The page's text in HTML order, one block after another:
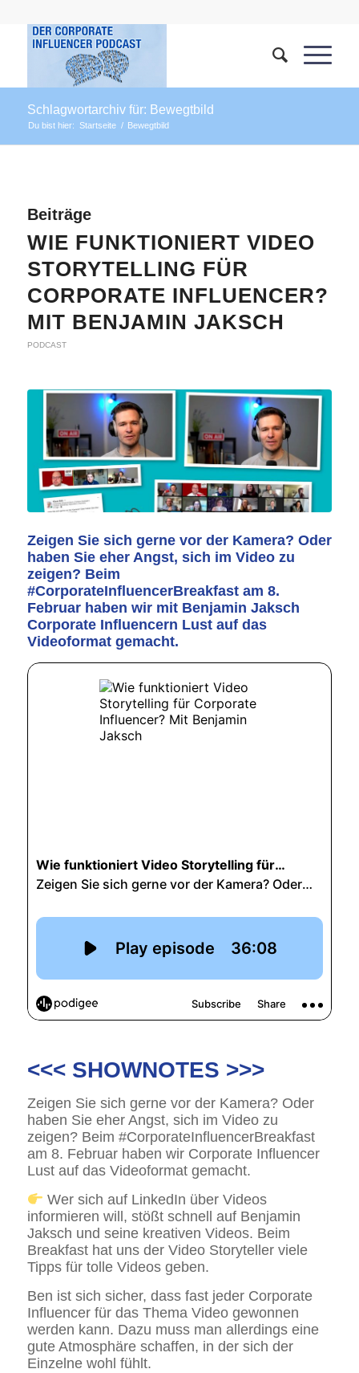
Schlagwortarchiv für: Bewegtbild
Du bist hier: Startseite / Bewegtbild
Beiträge
WIE FUNKTIONIERT VIDEO
STORYTELLING FÜR
CORPORATE INFLUENCER?
MIT BENJAMIN JAKSCH
PODCAST
Zeigen Sie sich gerne vor der Kamera? Oder
haben Sie eher Angst, sich im Video zu
zeigen? Beim
#CorporateInfluencerBreakfast am 8.
Februar haben wir mit Benjamin Jaksch
Corporate Influencern Lust auf das
Videoformat gemacht.
<<< SHOWNOTES >>>
Zeigen Sie sich gerne vor der Kamera? Oder
haben Sie eher Angst, sich im Video zu
zeigen? Beim #CorporateInfluencerBreakfast
am 8. Februar haben wir Corporate Influencer
Lust auf das Videoformat gemacht.
Wer sich auf LinkedIn über Videos
informieren will, stößt schnell auf Benjamin
Jaksch und seine kreativen Videos. Beim
Breakfast hat uns der Video Storyteller viele
Tipps für tolle Videos geben.
Ben ist sich sicher, dass fast jeder Corporate
Influencer für das Thema Video gewonnen
werden kann. Dazu muss man allerdings eine
gute Atmosphäre schaffen, in der sich der
Einzelne wohl fühlt.